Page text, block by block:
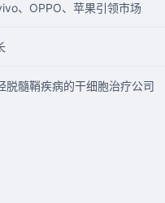
、OPPO、苹果引领市场
脱髓鞘疾病的干细胞治疗公司